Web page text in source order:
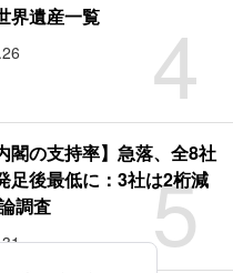
4
界遺産一覧
5
閣の支持率】急落、全8社
足後最低に：3社は2桁減
調査